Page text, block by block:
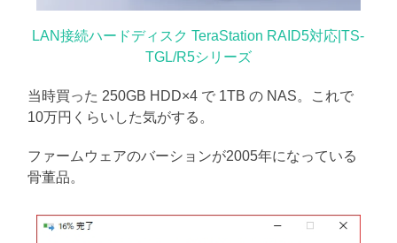
LAN接続ハードディスク TeraStation RAID5対応|TS-
TGL/R5シリーズ
当時買った 250GB HDD×4 で 1TB の NAS。これで
10万円くらいした気がする。
ファームウェアのバーションが2005年になっている
骨董品。